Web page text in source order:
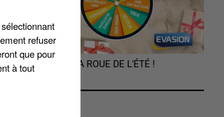
TOURNEZ LA ROUE DE L'ÉTÉ !
refuser
que pour
à tout